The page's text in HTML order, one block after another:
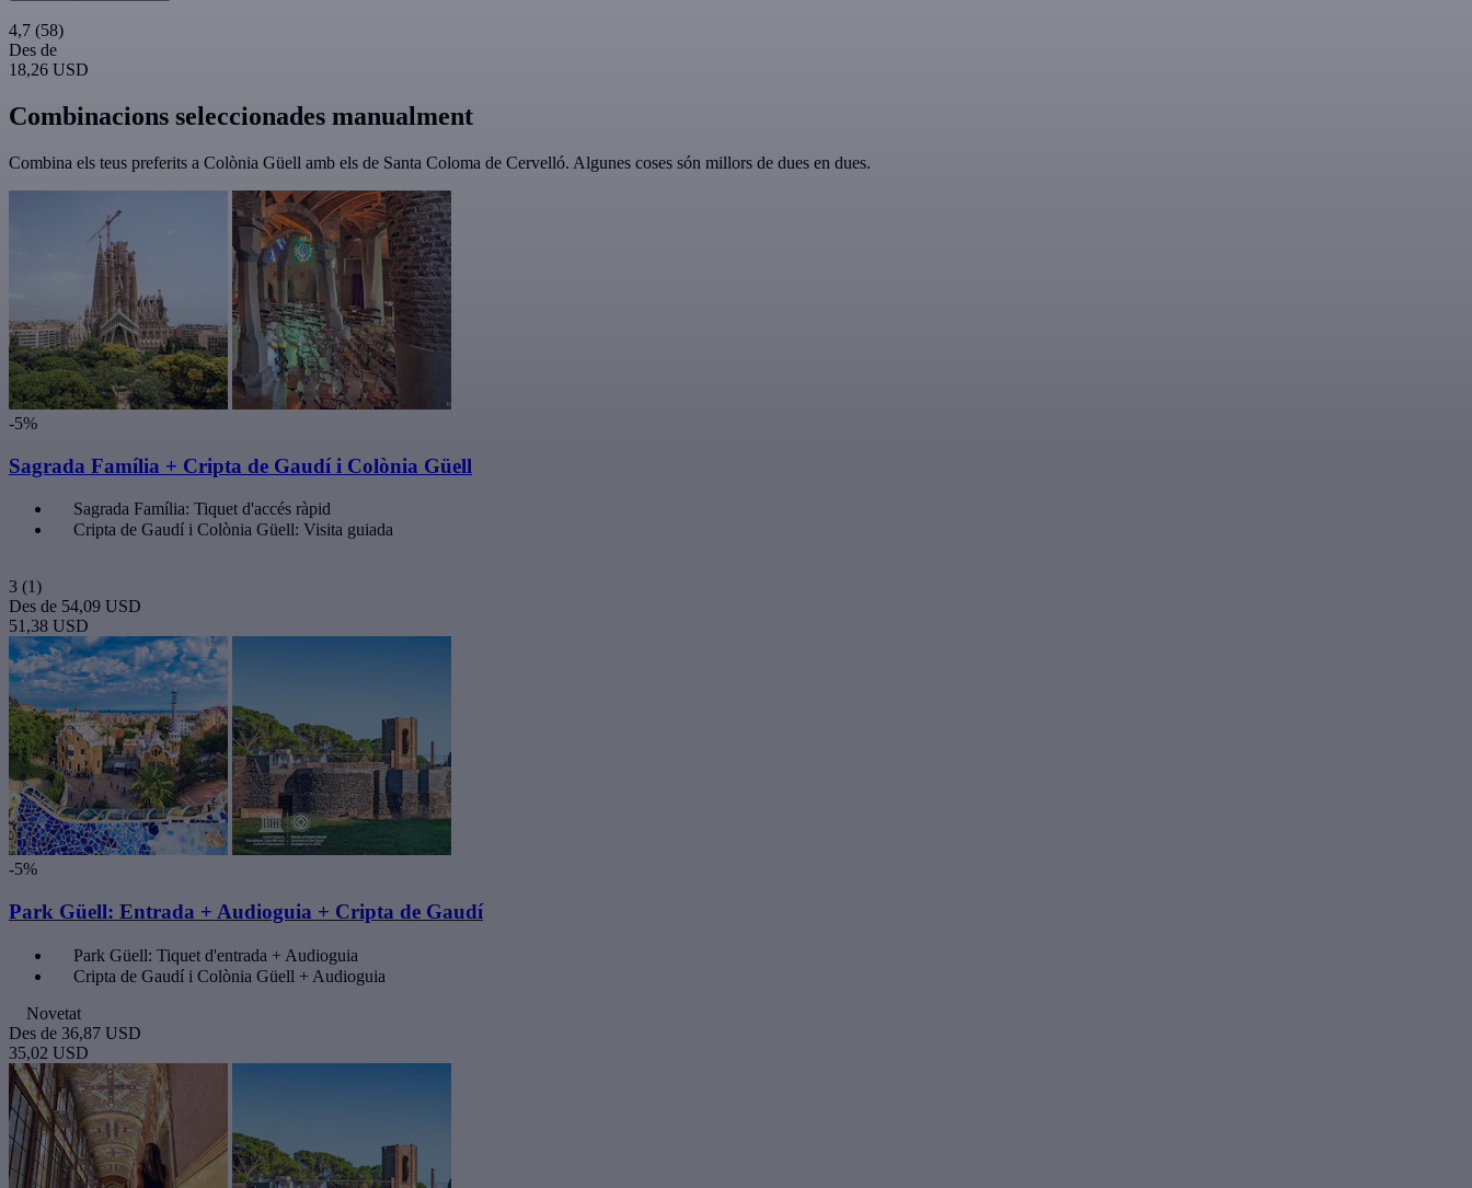
4,7 (58)
Des de
18,26 USD
Combinacions seleccionades manualment
Combina els teus preferits a Colònia Güell amb els de Santa Coloma de Cervelló. Algunes coses són millors de dues en dues.
-5%
Sagrada Família + Cripta de Gaudí i Colònia Güell
Sagrada Família: Tiquet d'accés ràpid
Cripta de Gaudí i Colònia Güell: Visita guiada
3 (1)
Des de 54,09 USD
51,38 USD
-5%
Park Güell: Entrada + Audioguia + Cripta de Gaudí
Park Güell: Tiquet d'entrada + Audioguia
Cripta de Gaudí i Colònia Güell + Audioguia
Novetat
Des de 36,87 USD
35,02 USD